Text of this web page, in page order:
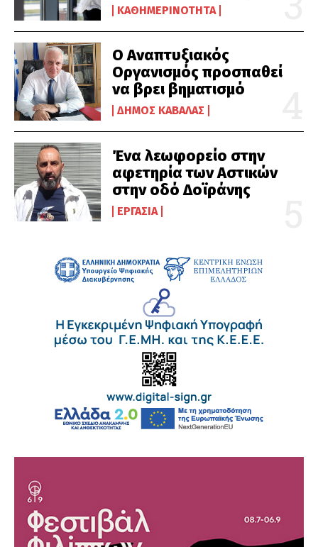
ΚΑΘΗΜΕΡΙΝΌΤΗΤΑ
Ο Αναπτυξιακός
Οργανισμός προσπαθεί
να βρει βηματισμό
ΔΉΜΟΣ ΚΑΒΆΛΑΣ
Ένα λεωφορείο στην
αφετηρία των Αστικών
στην οδό Δοϊράνης
ΕΡΓΑΣΊΑ